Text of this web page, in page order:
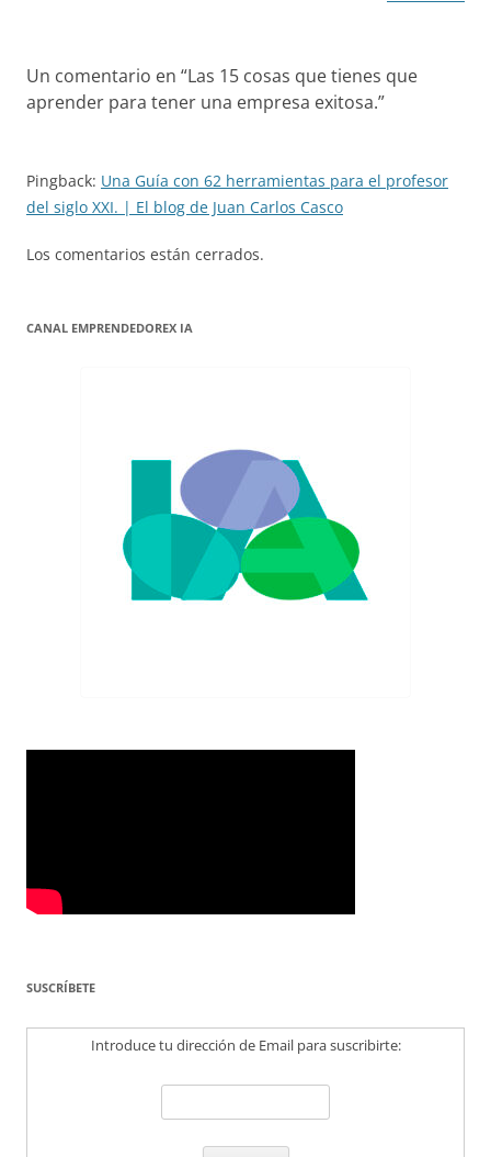
Un comentario en “Las 15 cosas que tienes que
aprender para tener una empresa exitosa.”
Pingback: Una Guía con 62 herramientas para el profesor
del siglo XXI. | El blog de Juan Carlos Casco
Los comentarios están cerrados.
CANAL EMPRENDEDOREX IA
SUSCRÍBETE
Introduce tu dirección de Email para suscribirte: